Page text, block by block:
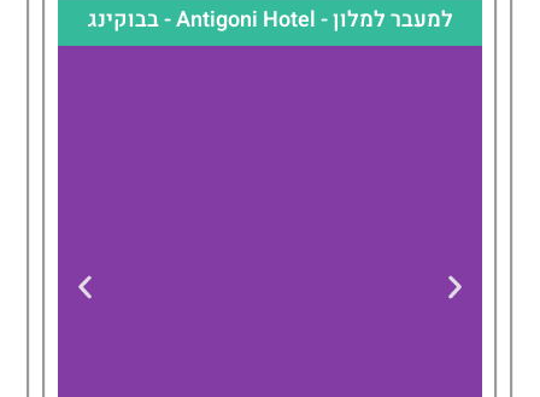
למעבר למלון - Antigoni Hotel - בבוקינג